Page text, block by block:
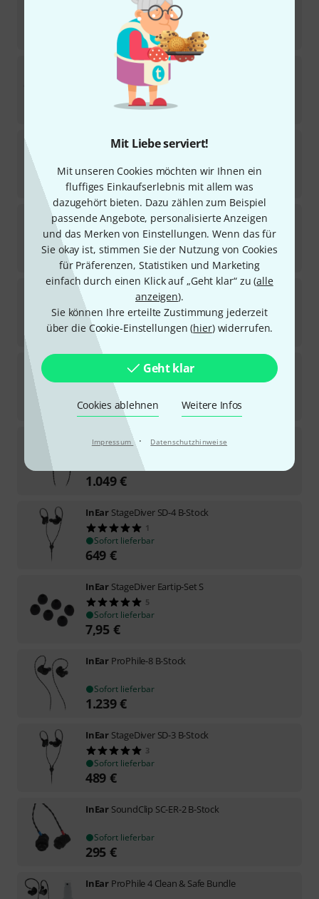
Mit Liebe serviert!
Mit unseren Cookies möchten wir Ihnen ein
fluffiges Einkaufserlebnis mit allem was
dazugehört bieten. Dazu zählen zum Beispiel
passende Angebote, personalisierte Anzeigen
und das Merken von Einstellungen. Wenn das für
Sie okay ist, stimmen Sie der Nutzung von Cookies
für Präferenzen, Statistiken und Marketing
einfach durch einen Klick auf „Geht klar“ zu (alle
anzeigen).
Sie können Ihre erteilte Zustimmung jederzeit
über die Cookie-Einstellungen (hier) widerrufen.
Geht klar
Cookies ablehnen Weitere Infos
Impressum · Datenschutzhinweise
1
Sofort lieferbar
€
Hearmix Pro 2-pin URSA Bundle
Sofort lieferbar
€
ProPhile 2
Sofort lieferbar
649 €
InEarHearmix Pro 2-pin B-Stock
Sofort lieferbar
475 €
StageDiver Eartip-Set L
14
Sofort lieferbar
7,95€
StageDiver Eartip-Set M
Sofort lieferbar
7,95 €
InEar ProPhile 4
Sofort lieferbar
1.049€
InEar StageDiver SD-4 B-Stock
1
Sofort lieferbar
649 €
InEar StageDiver Eartip-Set S
5
Sofort lieferbar
7,95 €
InEar ProPhile-8 B-Stock
Sofort lieferbar
1.239€
InEar StageDiver SD-3 B-Stock
3
Sofort lieferbar
489 €
InEar SoundClip SC-ER-2 B-Stock
Sofort lieferbar
295 €
InEar ProPhile 4 Clean & Safe Bundle